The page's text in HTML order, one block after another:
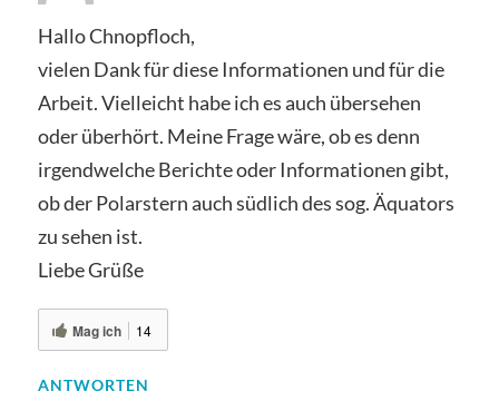
Hallo Chnopfloch,
vielen Dank für diese Informationen und für die
Arbeit. Vielleicht habe ich es auch übersehen
oder überhört. Meine Frage wäre, ob es denn
irgendwelche Berichte oder Informationen gibt,
ob der Polarstern auch südlich des sog. Äquators
zu sehen ist.
Liebe Grüße
Mag ich 14
ANTWORTEN